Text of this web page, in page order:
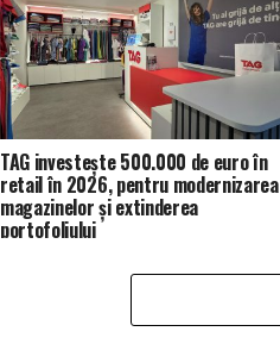
TAG investește 500.000 de euro în
retail în 2026, pentru modernizarea
magazinelor și extinderea
portofoliului